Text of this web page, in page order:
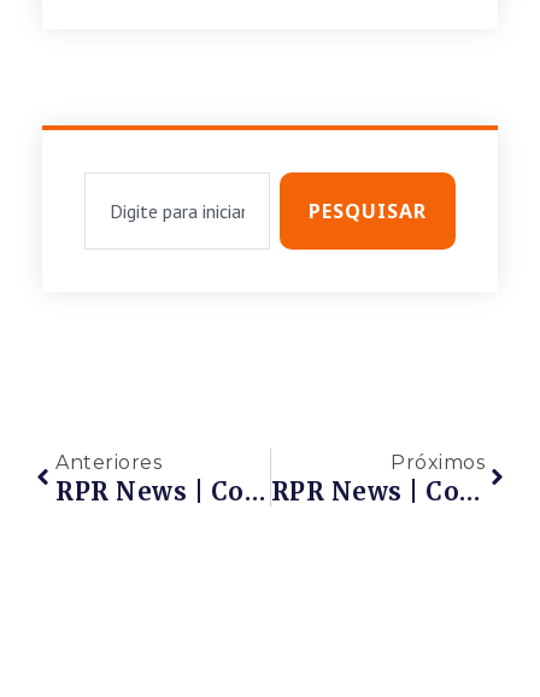
PESQUISAR
Anteriores
RPR News | Coluna Da Associada – QUALITY ASSURANCE | Diagnóstico Auditoria Das Instalações Elétricas
Próximos
RPR News | Coluna Enfoque | Café Com A Rede E Luiz Alberto Rademaker Novo Da Eletronuclear | Tema: ELETRONUCLEAR: Fonte De Energia E Oportunidades Para O Rio De Janeiro – 09/10/2020